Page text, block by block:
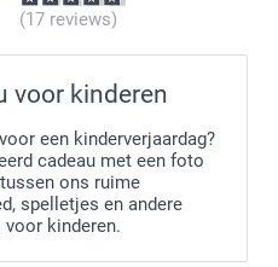
(17 reviews)
voor kinderen
een kinderverjaardag?
cadeau met een foto
ons ruime
spelletjes en andere
voor kinderen.